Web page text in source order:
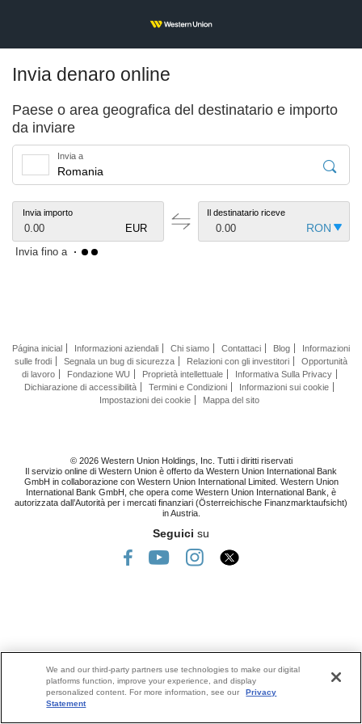
Invia denaro online
Paese o area geografica del destinatario e importo
da inviare
Invia a
Invia importo
EUR
0.00
Il destinatario riceve
0.00
Invia fino a
Página inicial Informazioni aziendali Chi siamo Contattaci Blog
Informazioni
sulle frodi
Segnala un bug di sicurezza Relazioni con gli investitori
Opportunità
di lavoro
Fondazione WU Proprietà intellettuale
Informativa Sulla Privacy
Dichiarazione di accessibilità
Termini e Condizioni
Informazioni sui cookie
Impostazioni dei cookie
Mappa del sito
© 2026 Western Union Holdings, Inc. Tutti i diritti riservati
Il servizio online di Western Union è offerto da Western Union International Bank
GmbH in collaborazione con Western Union International Limited. Western Union
International Bank GmbH, che opera come Western Union International Bank, è
autorizzata dall’Autorità per i mercati finanziari (Österreichische Finanzmarktaufsicht)
in Austria.
Seguici su
We and our third-party partners use technologies to make our digital
platforms function, improve your experience, and display
personalized content. For more information, see our
Privacy
Statement